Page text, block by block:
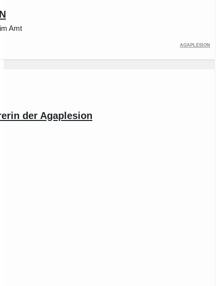
Amt
Agaplesion
der Agaplesion